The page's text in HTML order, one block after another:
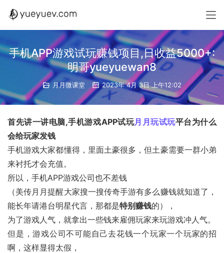
手机APP游戏试玩赚钱项目,日收益5000+:
明哥yueyuewan8
月月微课堂 2023年 4月 3日 上午12:02
首先讲一讲电脑,手机游戏APP试玩月月玩试玩平台为什么
会给玩家发钱
手机游戏大家都懂得，里面土豪很多，但土豪需要一群小弟
来衬托才会充值。
所以，手机APP游戏公司也不差钱
（美传月月提醒大家搜一搜传奇手游有多么赚钱就知道了，
能长年请港台明星代言，那都是特别赚钱的），
为了游戏人气，就拿出一些钱来雇佣玩家来玩游戏冲人气。
但是，游戏公司不可能自己去花钱一个玩家一个玩家的招
啊，这样显得太假，